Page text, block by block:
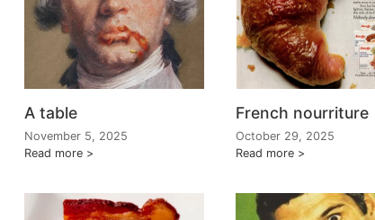
A table
November 5, 2025
Read more
French nourriture
October 29, 2025
Read more